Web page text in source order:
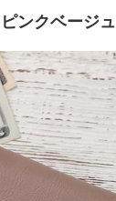
ピンクベージュ